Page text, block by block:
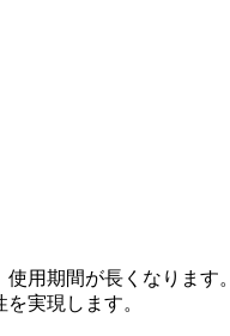
用期間が長くなります。
実現します。